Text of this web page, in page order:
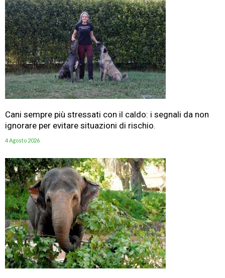
Cani sempre più stressati con il caldo: i segnali da non
ignorare per evitare situazioni di rischio.
4 Agosto 2026